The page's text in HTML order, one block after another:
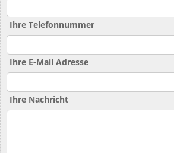
Ihre Telefonnummer
Ihre E-Mail Adresse
Ihre Nachricht